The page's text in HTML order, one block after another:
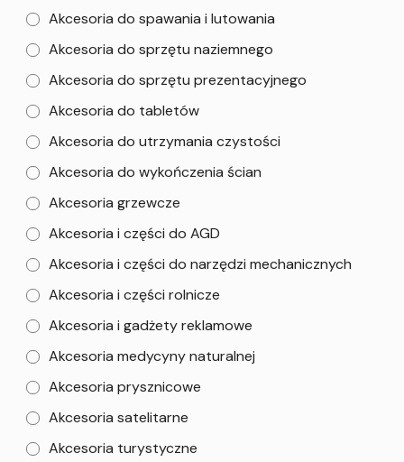
Akcesoria do spawania i lutowania
Akcesoria do sprzętu naziemnego
Akcesoria do sprzętu prezentacyjnego
Akcesoria do tabletów
Akcesoria do utrzymania czystości
Akcesoria do wykończenia ścian
Akcesoria grzewcze
Akcesoria i części do AGD
Akcesoria i części do narzędzi mechanicznych
Akcesoria i części rolnicze
Akcesoria i gadżety reklamowe
Akcesoria medycyny naturalnej
Akcesoria prysznicowe
Akcesoria satelitarne
Akcesoria turystyczne